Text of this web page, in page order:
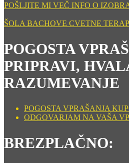
POŠLJITE MI VEČ INFO O
ŠOLA BACHOVE CVETNE
POGOSTA
PRIPRAVI,
RAZUMEVANJE
POGOSTA VPRAŠANJA
ODGOVARJAM NA VAŠA
BREZPLAČNO: